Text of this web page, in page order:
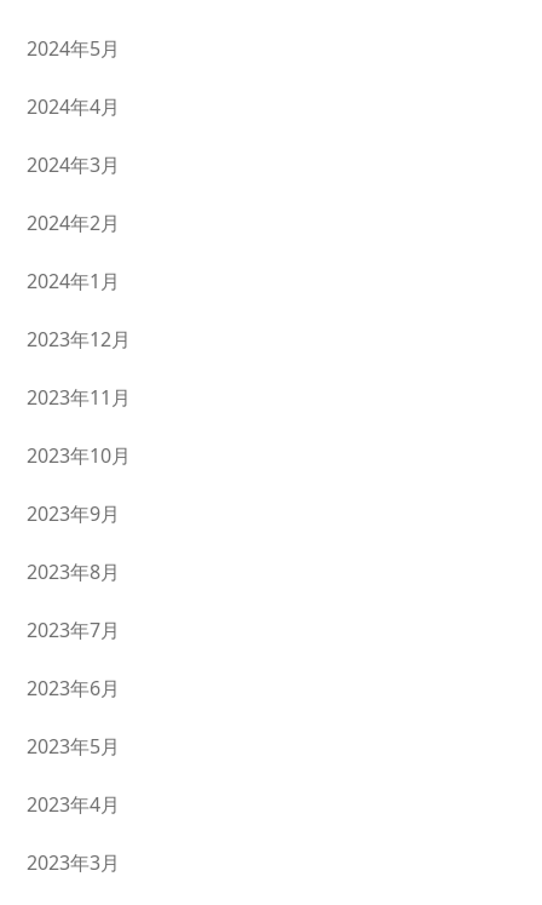
2024年5月
2024年4月
2024年3月
2024年2月
2024年1月
2023年12月
2023年11月
2023年10月
2023年9月
2023年8月
2023年7月
2023年6月
2023年5月
2023年4月
2023年3月